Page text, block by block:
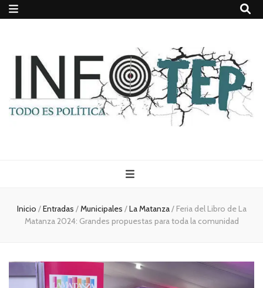
Todo es
(rosca)
política
Inicio /Entradas /Municipales /La Matanza/ Feria del Libro de La
Matanza 2024: Grandes propuestas para toda la comunidad